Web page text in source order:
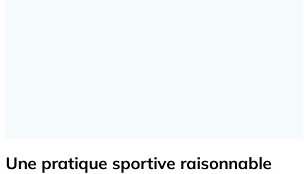
Une pratique sportive raisonnable